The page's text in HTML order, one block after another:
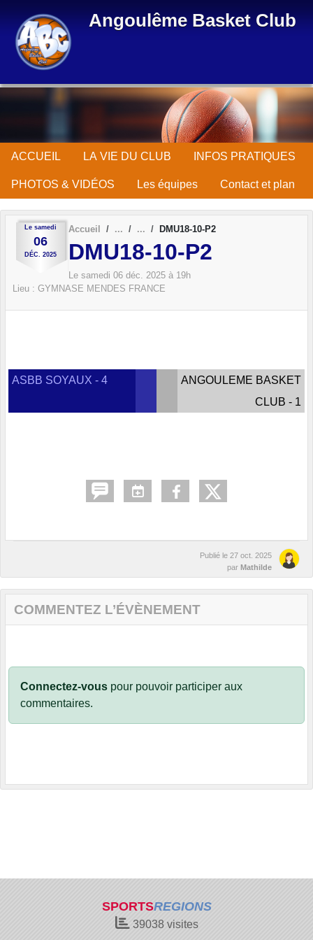
Angoulême Basket Club
ACCUEIL LA VIE DU CLUB INFOS PRATIQUES
PHOTOS & VIDÉOS Les équipes Contact et plan
Le samedi
06
DÉC. 2025
Accueil DMU18-10-P2
DMU18-10-P2
Le samedi 06 déc. 2025 à 19h
Lieu : GYMNASE MENDES FRANCE
ASBB SOYAUX - 4
ANGOULEME BASKET
CLUB - 1
Publié le 27 oct. 2025
par Mathilde
COMMENTEZ L’ÉVÈNEMENT
Connectez-vous pour pouvoir participer aux
commentaires.
SPORTSREGIONS
39038visites